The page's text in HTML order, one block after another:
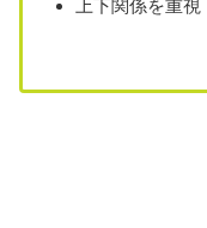
上下関係を重視